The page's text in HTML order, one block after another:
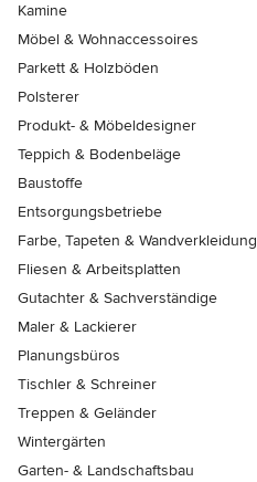
Kamine
Möbel & Wohnaccessoires
Parkett & Holzböden
Polsterer
Produkt- & Möbeldesigner
Teppich & Bodenbeläge
Baustoffe
Entsorgungsbetriebe
Farbe, Tapeten & Wandverkleidung
Fliesen & Arbeitsplatten
Gutachter & Sachverständige
Maler & Lackierer
Planungsbüros
Tischler & Schreiner
Treppen & Geländer
Wintergärten
Garten- & Landschaftsbau